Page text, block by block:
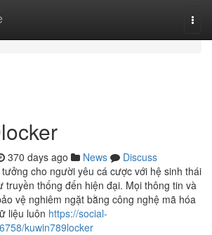
370 days ago News
Discuss
cho người yêu cá cược với hệ sinh thái
truyền thống đến hiện đại. Mọi thông tin và
vệ nghiêm ngặt bằng công nghệ mã hóa
liệu luôn https://social-
kuwin789locker